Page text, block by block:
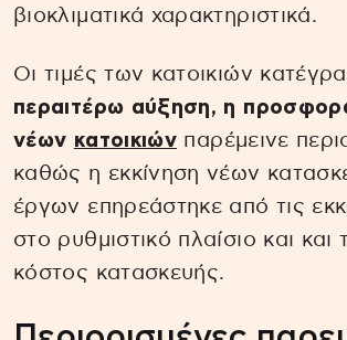
βιοκλιματικά χαρακτηριστικά.
Οι τιμές των κατοικιών
περαιτέρω αύξηση, η
νέων κατοικιών παρέμεινε
καθώς η εκκίνηση νέων
έργων επηρεάστηκε από τις
στο ρυθμιστικό πλαίσιο και
κόστος κατασκευής.